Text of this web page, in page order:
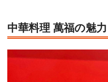
中華料理 萬福の魅力